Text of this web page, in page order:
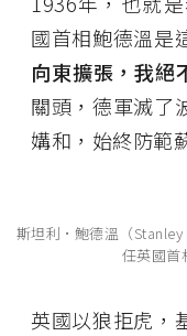
國首相鮑德溫是
向東擴張，我絕
關頭，德軍滅了
媾和，始終防範
斯坦利·鮑德溫（
任英國首
英國以狼拒虎，